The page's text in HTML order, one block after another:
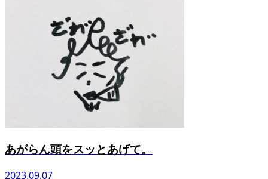
あがらん頭をスッとあげて。
2023.09.07